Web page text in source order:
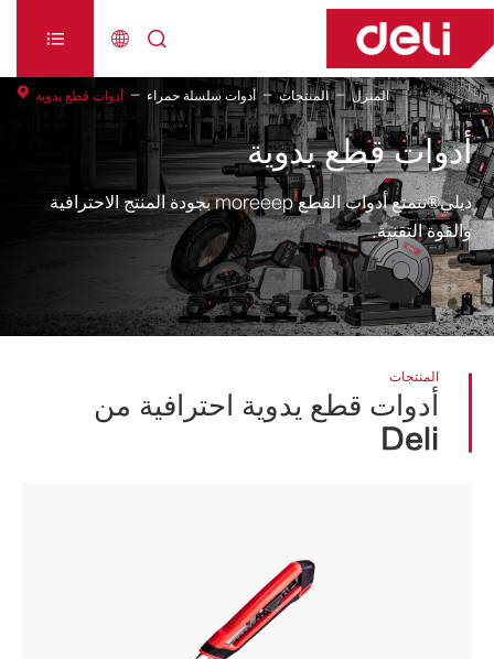



أدوات قطع يدوية
ديلي®تتمتع أدوات القطع moreeep بجودة المنتج الاحترافية
والقوة التقنية.
المنزل المنتجات أدوات سلسلة حمراء أدوات قطع يدوية
المنتجات
أدوات قطع يدوية احترافية من
Deli